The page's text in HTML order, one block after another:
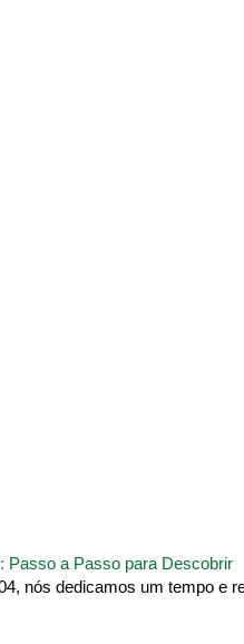
Passo a Passo para Descobrir
nós dedicamos um tempo e